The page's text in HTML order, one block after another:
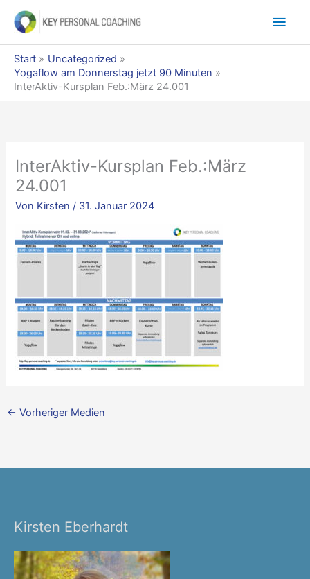
Inhalt
Start
Uncategorized
Yogaflow am Donnerstag jetzt 90 Minuten
InterAktiv-Kursplan Feb.:März 24.001
InterAktiv-Kursplan Feb.:März
24.001
Von Kirsten/ 31. Januar 2024
← Vorheriger Medien
Kirsten Eberhardt